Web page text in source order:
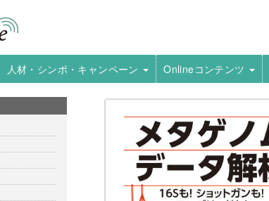
人材・シンポ・キャンペーン Onlineコンテンツ